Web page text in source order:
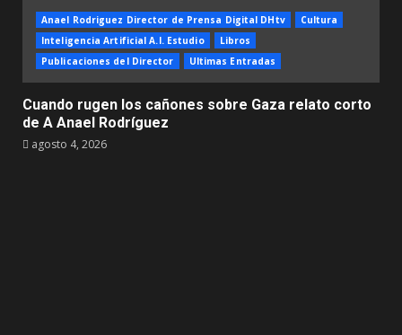
Anael Rodriguez Director de Prensa Digital DHtv
Cultura
Inteligencia Artificial A.I. Estudio
Libros
Publicaciones del Director
Ultimas Entradas
Cuando rugen los cañones sobre Gaza relato corto
de A Anael Rodríguez
agosto 4, 2026